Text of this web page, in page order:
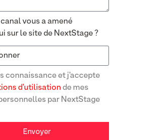
vous a amené
sur le site de NextStage ?
connaissance et j’accepte
d’utilisation de mes
par NextStage
Envoyer